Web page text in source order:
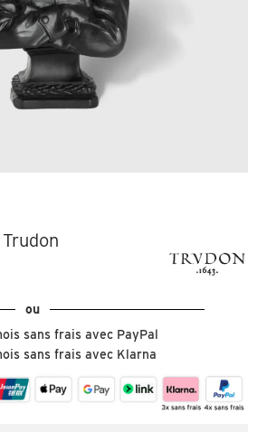
ou
sans frais avec PayPal
sans frais avec Klarna